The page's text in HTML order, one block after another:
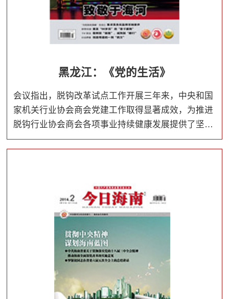
黑龙江：《党的生活》
会议指出，脱钩改革试点工作开展三年来，中央和国
家机关行业协会商会党建工作取得显著成效，为推进
脱钩行业协会商会各项事业持续健康发展提供了坚强
保证。中央和国家机关各行业协会商会党组织和广大
成果，全面提升党建工作质量，以优异成绩迎接新中
国成立70周年。